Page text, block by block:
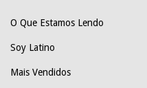
O Que Estamos Lendo
Soy Latino
Mais Vendidos